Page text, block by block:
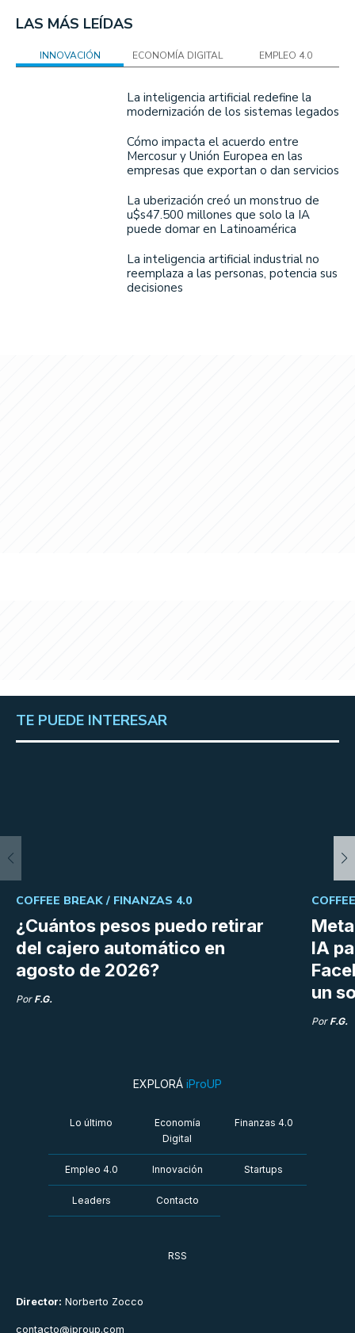
LAS MÁS LEÍDAS
INNOVACIÓN ECONOMÍA DIGITAL EMPLEO 4.0
La inteligencia artificial redefine la
modernización de los sistemas legados
Cómo impacta el acuerdo entre
Mercosur y Unión Europea en las
empresas que exportan o dan servicios
La uberización creó un monstruo de
u$s47.500 millones que solo la IA
puede domar en Latinoamérica
La inteligencia artificial industrial no
reemplaza a las personas, potencia sus
decisiones
TE PUEDE INTERESAR
¿Cuántos pesos puedo retirar
del cajero automático en
agosto de 2026?
COFFEE BREAK / FINANZAS 4.0
Por F.G.
IA
un
Por F.G.
Director: Norberto Zocco
contacto@iproup.com
EXPLORÁ iProUP
Lo último
Economía
Digital
Finanzas 4.0
Empleo 4.0 Innovación Startups
Leaders Contacto
RSS